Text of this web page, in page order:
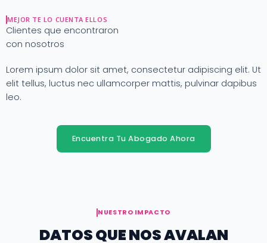
MEJOR TE LO CUENTA ELLOS
Clientes que encontraron
con nosotros
Lorem ipsum dolor sit amet, consectetur adipiscing elit. Ut
elit tellus, luctus nec ullamcorper mattis, pulvinar dapibus
leo.
Encuentra Tu Abogado Ahora
NUESTRO IMPACTO
DATOS QUE NOS AVALAN